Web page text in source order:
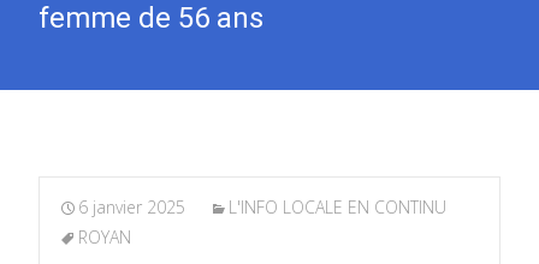
femme de 56 ans
6 janvier 2025
L'INFO LOCALE EN CONTINU
ROYAN